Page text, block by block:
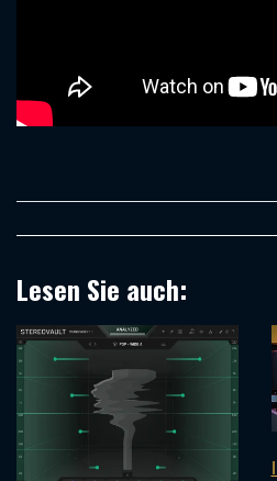
Lesen Sie auch: